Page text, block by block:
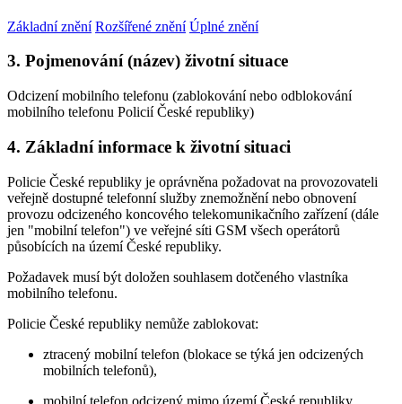
Základní znění Rozšířené znění Úplné znění
3. Pojmenování (název) životní situace
Odcizení mobilního telefonu (zablokování nebo odblokování
mobilního telefonu Policií České republiky)
4. Základní informace k životní situaci
Policie České republiky je oprávněna požadovat na provozovateli
veřejně dostupné telefonní služby znemožnění nebo obnovení
provozu odcizeného koncového telekomunikačního zařízení (dále
jen "mobilní telefon") ve veřejné síti GSM všech operátorů
působících na území České republiky.
Požadavek musí být doložen souhlasem dotčeného vlastníka
mobilního telefonu.
Policie České republiky nemůže zablokovat:
ztracený mobilní telefon (blokace se týká jen odcizených
mobilních telefonů),
mobilní telefon odcizený mimo území České republiky,